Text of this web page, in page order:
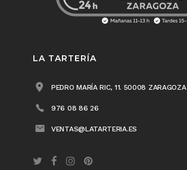
LA TARTERÍA
PEDRO MARÍA RIC, 11. 50008 ZARAGOZA
976 08 86 26
VENTAS@LATARTERIA.ES